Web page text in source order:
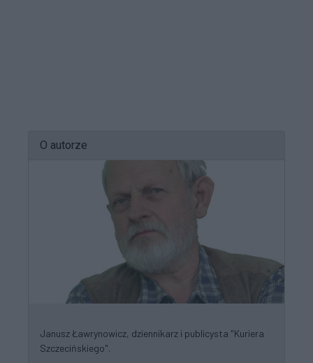
O autorze
Janusz Ławrynowicz, dziennikarz i publicysta "Kuriera
Szczecińskiego".